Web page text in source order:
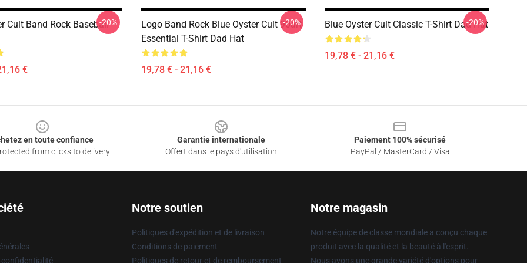
Cult Band Rock Baseball
€
-20%
Logo Band Rock Blue Oyster Cult 90art
Essential T-Shirt Dad Hat
19,78 € - 21,16 €
-20% Blue Oyster Cult Classic T-Shirt Dad Hat
19,78 € - 21,16 €
-20%
en toute confiance
from clicks to delivery
Garantie internationale
Offert dans le pays d'utilisation
Paiement 100% sécurisé
PayPal / MasterCard / Visa
Notre soutien
Politiques d'expédition et de livraison
Conditions de paiement
Politiques de retour et de remboursement
Notre magasin
Notre équipe de classe mondiale a conçu chaque
produit avec la qualité et la beauté à l'esprit.
Nous avons une grande variété d'options pour